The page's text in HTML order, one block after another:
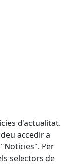
d'actualitat.
accedir a
Per
selectors de